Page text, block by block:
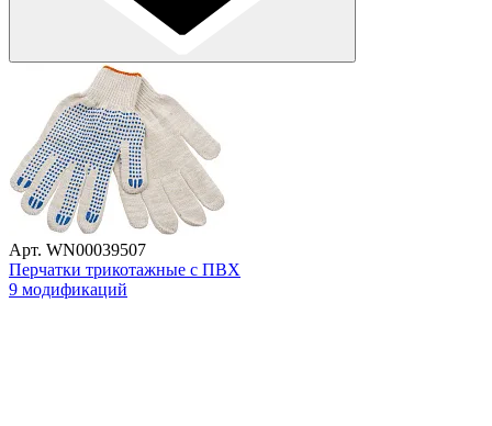
Арт. WN00039507
Перчатки трикотажные с ПВХ
9 модификаций